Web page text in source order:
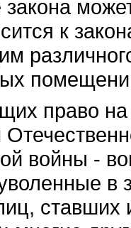
к
право на
войны -
в
ставших